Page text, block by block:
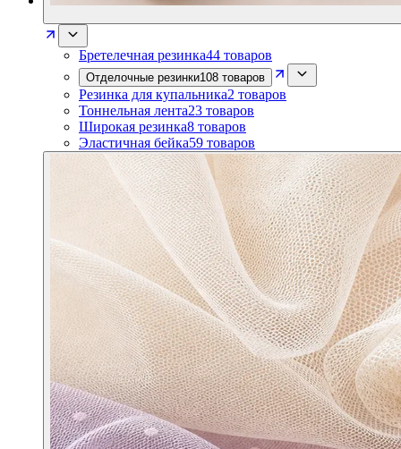
Бретелечная резинка44 товаров
Отделочные резинки108 товаров
Резинка для купальника2 товаров
Тоннельная лента23 товаров
Широкая резинка8 товаров
Эластичная бейка59 товаров